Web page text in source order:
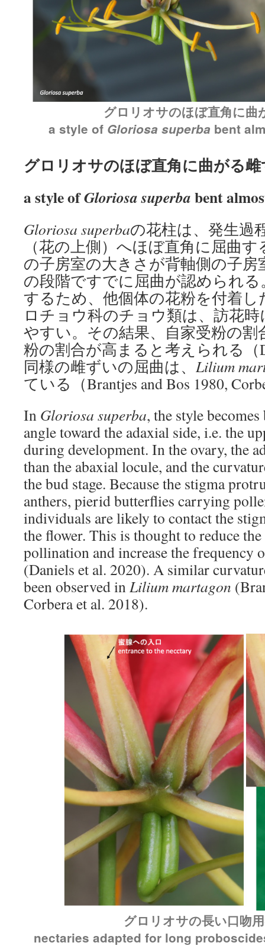
グロリオサのほぼ直角に曲
a style of Gloriosa superba bent
グロリオサのほぼ直角に曲がる
a style ofGloriosa superbabent
Gloriosa superbaの花柱は、発生過
（花の上側）へほぼ直角に屈曲
の子房室の大きさが背軸側の子
の段階ですでに屈曲が認められ
するため、他個体の花粉を付着
ロチョウ科のチョウ類は、訪花
やすい。その結果、自家受粉の割
粉の割合が高まると考えられる（
同様の雌ずいの屈曲は、 Lilium
ている（Brantjes and Bos 1980,
In Gloriosa superba, the style
angle toward the adaxial side, i.e. the
during development. In the ovary, the
than the abaxial locule, and the
the bud stage. Because the stigma
anthers, pierid butterflies carrying
individuals are likely to contact the
the flower. This is thought to reduce
pollination and increase the frequency
(Daniels et al. 2020). A similar
been observed inLilium martagon
Corbera et al. 2018).
グロリオサの長い口吻
nectaries adapted for long